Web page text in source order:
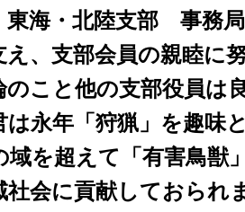
海・北陸支部 事務局
え、支部会員の親睦に
のこと他の支部役員は
永年「狩猟」を趣味
域を超えて「有害鳥獣
社会に貢献しておられ